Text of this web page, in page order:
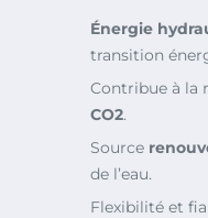
Énergie
transition
Contribue à la
CO2.
Source
de l’eau.
Flexibilité et